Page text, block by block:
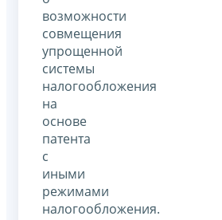
возможности
совмещения
упрощенной
системы
налогообложения
на
основе
патента
с
иными
режимами
налогообложения.